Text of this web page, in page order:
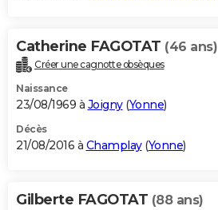
Catherine FAGOTAT (46 ans)
Créer une cagnotte obsèques
Naissance
23/08/1969 à Joigny(Yonne)
Décès
21/08/2016 à Champlay(Yonne)
Gilberte FAGOTAT (88 ans)